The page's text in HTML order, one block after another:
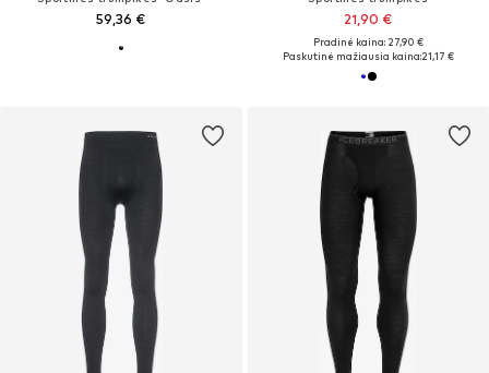
59,36 € 21,90 €
Pradinė kaina: 27,90 €
Paskutinė mažiausia kaina:21,17 €